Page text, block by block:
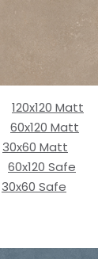
120x120 Matt
60x120 Matt
30x60 Matt
60x120 Safe
30x60 Safe